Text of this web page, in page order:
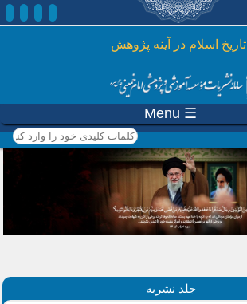
رفتن به محتوای اصلی
تاريخ اسلام در آينه پژوهش
☰ Menu
کلمات کلیدی خود را وارد
کنید
جلد نشریه